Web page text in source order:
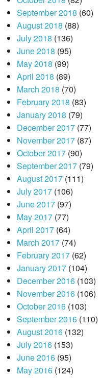
September 2018 (60)
August 2018 (88)
July 2018 (136)
June 2018 (95)
May 2018 (99)
April 2018 (89)
March 2018 (70)
February 2018 (83)
January 2018 (79)
December 2017(77)
November 2017(87)
October 2017(90)
September 2017(79)
August 2017(111)
July 2017(106)
June 2017(97)
May 2017(77)
April 2017(64)
March 2017(74)
February 2017(62)
January 2017(104)
December 2016(103)
November 2016(106)
October 2016(103)
September 2016(110)
August 2016(132)
July 2016(153)
June 2016(95)
May 2016(124)